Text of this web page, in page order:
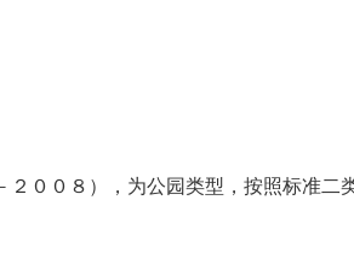
０８），为公园类型，按照标准二类